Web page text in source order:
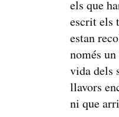
els que
escrit els
estan
només
vida dels
llavors
ni que